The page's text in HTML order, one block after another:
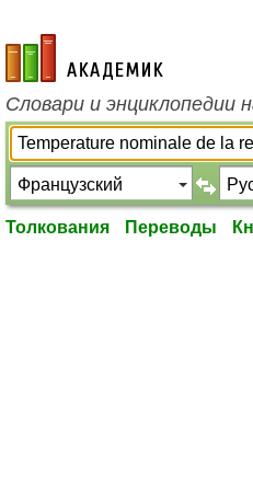
academic.ru
Словари и энциклопедии
Толкования Переводы